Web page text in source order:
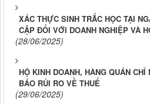
XÁC THỰC SINH TRẮC HỌC TẠI
CẬP ĐỐI VỚI DOANH NGHIỆP VÀ
(28/06/2025)
HỘ KINH DOANH, HÀNG QUÁN CHỈ
BÁO RỦI RO VỀ THUẾ
(29/06/2025)